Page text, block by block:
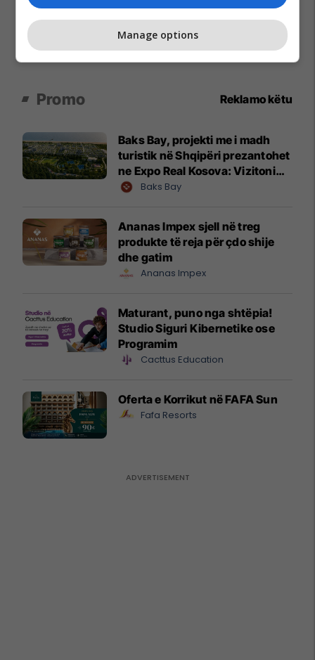
Promo Reklamo këtu
Baks Bay, projekti me i madh
turistik në Shqipëri prezantohet
ne Expo Real Kosova: Vizitoni
shtandin dhe zbuloni
Baks Bay
Ananas Impex sjell në treg
produkte të reja për çdo shije
dhe gatim
Ananas Impex
Maturant, puno nga shtëpia!
Studio Siguri Kibernetike ose
Programim
Cacttus Education
Oferta e Korrikut në FAFA Sun
Fafa Resorts
Manage options